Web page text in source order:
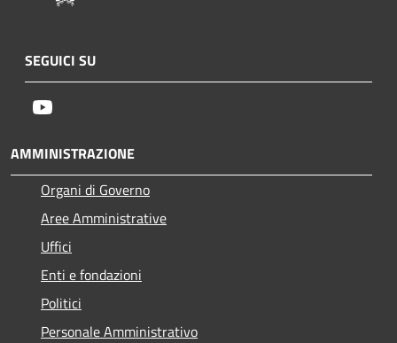
SEGUICI SU
AMMINISTRAZIONE
Organi di Governo
Aree Amministrative
Uffici
Enti e fondazioni
Politici
Personale Amministrativo